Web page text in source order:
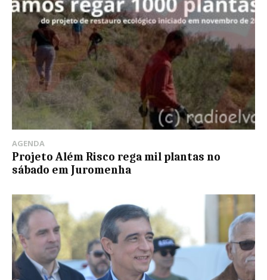
AGENDA
Projeto Além Risco rega mil plantas no
sábado em Juromenha